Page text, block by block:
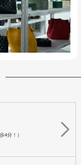
4分！）